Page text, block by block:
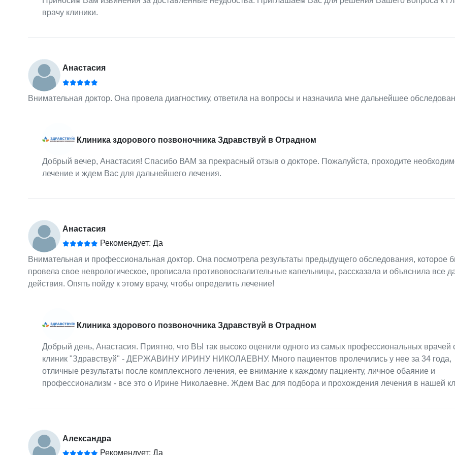
врачу клиники.
Анастасия
Внимательная доктор. Она провела диагностику, ответила на вопросы и назначила мне дальнейшее
Клиника здорового позвоночника Здравствуй в Отрадном
Добрый вечер, Анастасия! Спасибо ВАМ за прекрасный отзыв о докторе. Пожалуйста, проходите
лечение и ждем Вас для дальнейшего лечения.
Анастасия
Рекомендует: Да
Внимательная и профессиональная доктор. Она посмотрела результаты предыдущего обследования, которое
провела свое неврологическое, прописала противовоспалительные капельницы, рассказала и объяснила все
действия. Опять пойду к этому врачу, чтобы определить лечение!
Клиника здорового позвоночника Здравствуй в Отрадном
Добрый день, Анастасия. Приятно, что ВЫ так высоко оценили одного из самых профессиональных врачей
клиник "Здравствуй" - ДЕРЖАВИНУ ИРИНУ НИКОЛАЕВНУ. Много пациентов пролечились у нее за 34 года,
отличные результаты после комплексного лечения, ее внимание к каждому пациенту, личное обаяние и
профессионализм - все это о Ирине Николаевне. Ждем Вас для подбора и прохождения лечения в нашей
Александра
Рекомендует: Да